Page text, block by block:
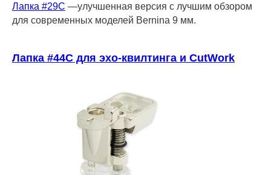
Лапка #29C —улучшенная версия с лучшим обзором
для современных моделей Bernina 9 мм.
Лапка #44C для эхо‑квилтинга и CutWork